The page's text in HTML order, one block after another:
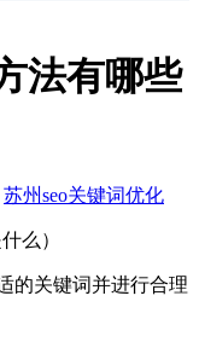
法有哪些
苏州seo关键词优化
么）
的关键词并进行合理